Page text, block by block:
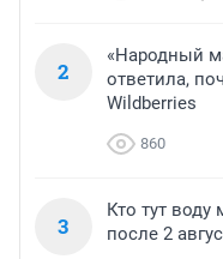
2
«Народный
ответила,
Wildberries
860
3
Кто тут воду
после 2